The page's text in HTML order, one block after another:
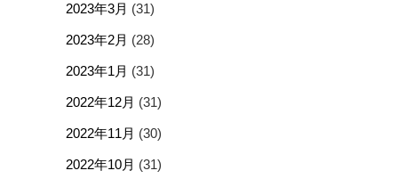
2023年3月 (31)
2023年2月 (28)
2023年1月 (31)
2022年12月 (31)
2022年11月 (30)
2022年10月 (31)